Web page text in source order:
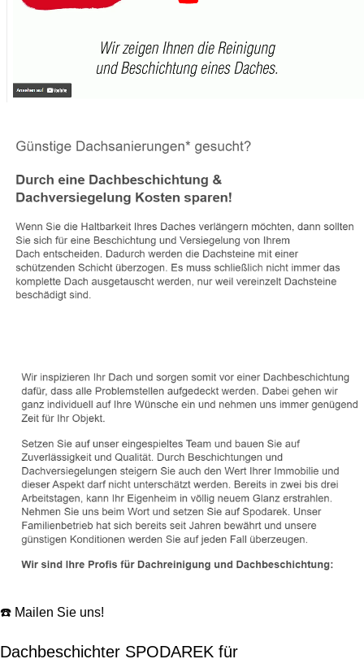
☎️ Mailen Sie uns!
Dachbeschichter SPODAREK für